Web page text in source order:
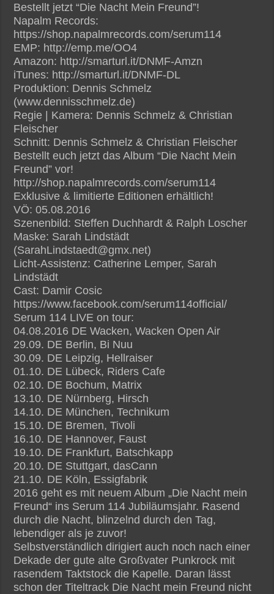
Bestellt jetzt “Die Nacht Mein Freund”!
Napalm Records:
https://shop.napalmrecords.com/serum114
EMP: http://emp.me/OO4
Amazon: http://smarturl.it/DNMF-Amzn
iTunes: http://smarturl.it/DNMF-DL
Produktion: Dennis Schmelz
(www.dennisschmelz.de)
Regie | Kamera: Dennis Schmelz & Christian
Fleischer
Schnitt: Dennis Schmelz & Christian Fleischer
Bestellt euch jetzt das Album “Die Nacht Mein
Freund” vor!
http://shop.napalmrecords.com/serum114
Exklusive & limitierte Editionen erhältlich!
VÖ: 05.08.2016
Szenenbild: Steffen Duchhardt & Ralph Loscher
Maske: Sarah Lindstädt
(SarahLindstaedt@gmx.net)
Licht-Assistenz: Catherine Lemper, Sarah
Lindstädt
Cast: Damir Cosic
https://www.facebook.com/serum114official/
Serum 114 LIVE on tour:
04.08.2016 DE Wacken, Wacken Open Air
29.09. DE Berlin, Bi Nuu
30.09. DE Leipzig, Hellraiser
01.10. DE Lübeck, Riders Cafe
02.10. DE Bochum, Matrix
13.10. DE Nürnberg, Hirsch
14.10. DE München, Technikum
15.10. DE Bremen, Tivoli
16.10. DE Hannover, Faust
19.10. DE Frankfurt, Batschkapp
20.10. DE Stuttgart, dasCann
21.10. DE Köln, Essigfabrik
2016 geht es mit neuem Album „Die Nacht mein
Freund“ ins Serum 114 Jubiläumsjahr. Rasend
durch die Nacht, blinzelnd durch den Tag,
lebendiger als je zuvor!
Selbstverständlich dirigiert auch noch nach einer
Dekade der gute alte Großvater Punkrock mit
rasendem Taktstock die Kapelle. Daran lässt
schon der Titeltrack Die Nacht mein Freund nicht